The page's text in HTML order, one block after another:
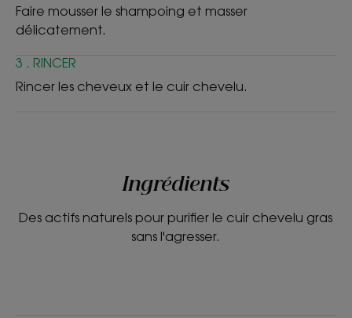
Faire mousser le shampoing et masser
délicatement.
3 . RINCER
Rincer les cheveux et le cuir chevelu.
Ingrédients
Des actifs naturels pour purifier le cuir chevelu gras
sans l'agresser.